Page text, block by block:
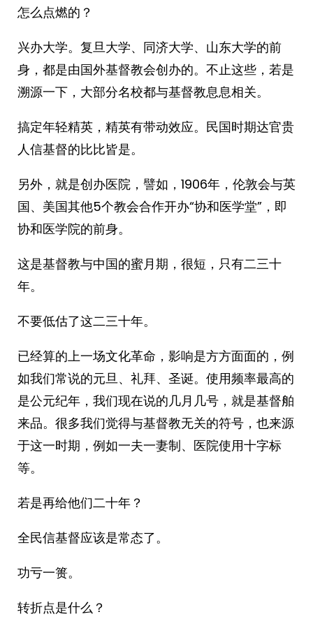
怎么点燃的？
兴办大学。复旦大学、同济大学、山东大学的前
身，都是由国外基督教会创办的。不止这些，若是
溯源一下，大部分名校都与基督教息息相关。
搞定年轻精英，精英有带动效应。民国时期达官贵
人信基督的比比皆是。
另外，就是创办医院，譬如，1906年，伦敦会与英
国、美国其他5个教会合作开办“协和医学堂”，即
协和医学院的前身。
这是基督教与中国的蜜月期，很短，只有二三十
年。
不要低估了这二三十年。
已经算的上一场文化革命，影响是方方面面的，例
如我们常说的元旦、礼拜、圣诞。使用频率最高的
是公元纪年，我们现在说的几月几号，就是基督舶
来品。很多我们觉得与基督教无关的符号，也来源
于这一时期，例如一夫一妻制、医院使用十字标
等。
若是再给他们二十年？
全民信基督应该是常态了。
功亏一篑。
转折点是什么？